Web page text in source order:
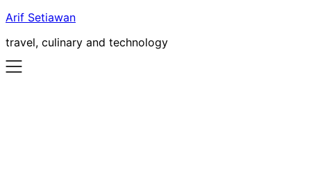
Arif Setiawan
travel, culinary and technology